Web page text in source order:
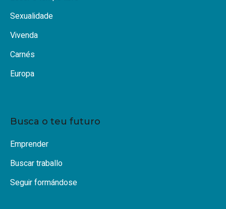
Sexualidade
Vivenda
Carnés
Europa
Busca o teu futuro
Emprender
Buscar traballo
Seguir formándose